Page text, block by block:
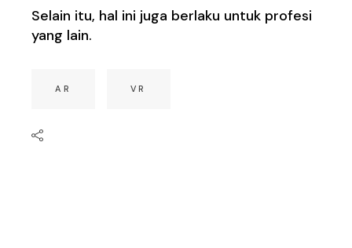
Selain itu, hal ini juga berlaku untuk profesi
yang lain.
AR VR